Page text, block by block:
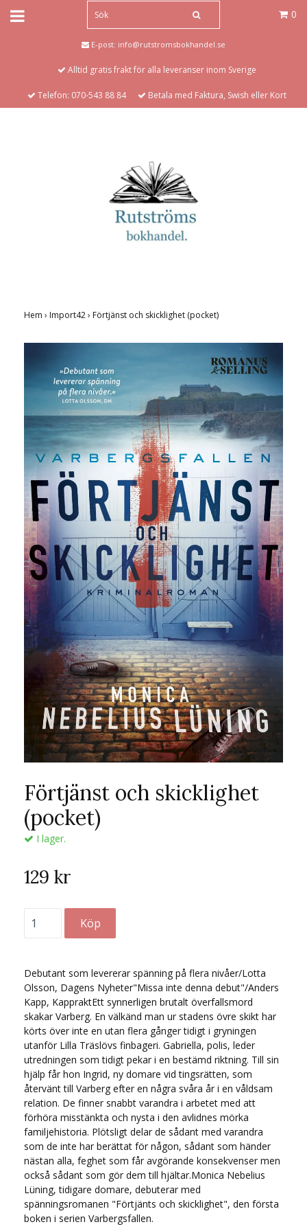
0
E-post: info@rutstromsbokhandel.se
Alltid gratis frakt för alla leveranser inom Sverige
Telefon: 070-543 88 84 Betala med Faktura, Swish eller Kort
Hem › Import42› Förtjänst och skicklighet (pocket)
Förtjänst och skicklighet
(pocket)
I lager.
129 kr
Debutant som levererar spänning på flera nivåer/Lotta
Olsson, Dagens Nyheter"Missa inte denna debut"/Anders
Kapp, KappraktEtt synnerligen brutalt överfallsmord
skakar Varberg. En välkänd man ur stadens övre skikt har
körts över inte en utan flera gånger tidigt i gryningen
utanför Lilla Träslövs finbageri. Gabriella, polis, leder
utredningen som tidigt pekar i en bestämd riktning. Till sin
hjälp får hon Ingrid, ny domare vid tingsrätten, som
återvänt till Varberg efter en några svåra år i en våldsam
relation. De finner snabbt varandra i arbetet med att
förhöra misstänkta och nysta i den avlidnes mörka
familjehistoria. Plötsligt delar de sådant med varandra
som de inte har berättat för någon, sådant som händer
nästan alla, feghet som får avgörande konsekvenser men
också sådant som gör dem till hjältar.Monica Nebelius
Lüning, tidigare domare, debuterar med
spänningsromanen "Förtjänts och skicklighet", den första
boken i serien Varbergsfallen.